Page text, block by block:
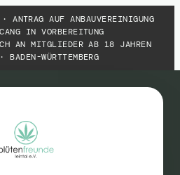
ANTRAG AUF ANBAUVEREINIGUNG
IN VORBEREITUNG
AN MITGLIEDER AB 18 JAHREN ·
WÜRTTEMBERG